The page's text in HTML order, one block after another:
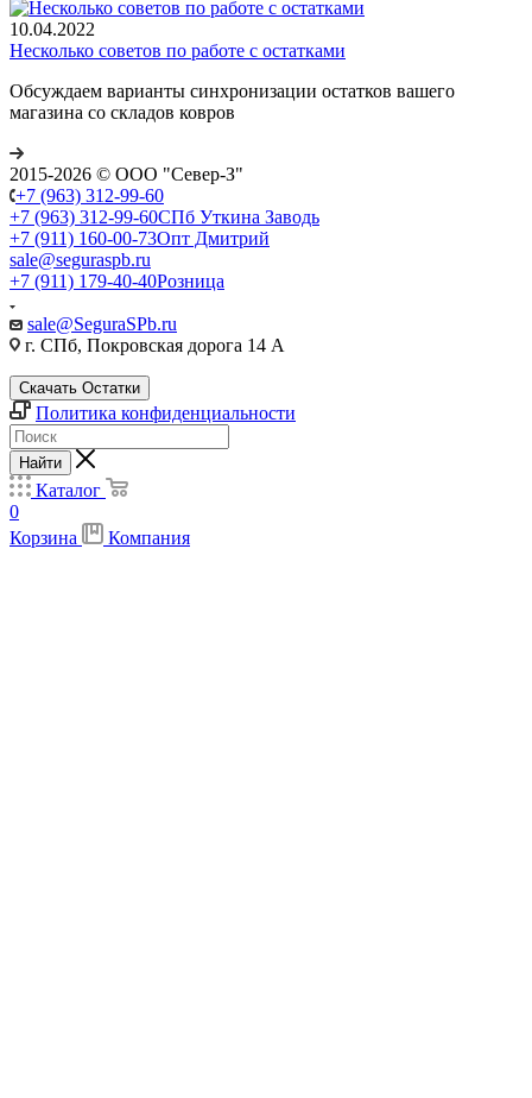
10.04.2022
Несколько советов по работе с остатками
Обсуждаем варианты синхронизации остатков вашего
магазина со складов ковров
2015-2026 © ООО "Север-З"
+7 (963) 312-99-60
+7 (963) 312-99-60СПб Уткина Заводь
+7 (911) 160-00-73Опт Дмитрий
sale@seguraspb.ru
+7 (911) 179-40-40Розница
sale@SeguraSPb.ru
г. СПб, Покровская дорога 14 А
Скачать Остатки
Политика конфиденциальности
Найти
Каталог
0
Корзина
Компания